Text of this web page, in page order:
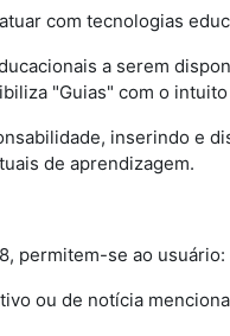
com tecnologias
a serem
"Guias" com o
inserindo e
de aprendizagem.
permitem-se ao usuário:
ou de notícia